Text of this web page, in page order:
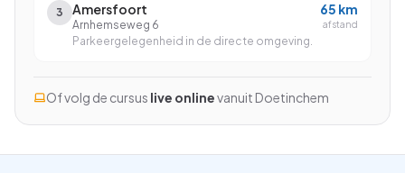
3 Amersfoort
Arnhemseweg 6
Parkeergelegenheid in de directe omgeving.
65 km
afstand
Of volg de cursus live onlinevanuit Doetinchem